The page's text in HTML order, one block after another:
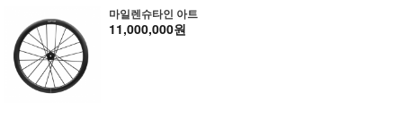
마일렌슈타인 아트
11,000,000원